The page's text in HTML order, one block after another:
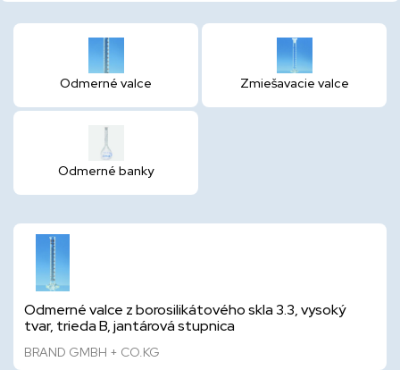
Odmerné valce Zmiešavacie valce
Odmerné banky
Odmerné valce z borosilikátového skla 3.3, vysoký
tvar, trieda B, jantárová stupnica
BRAND GMBH + CO.KG